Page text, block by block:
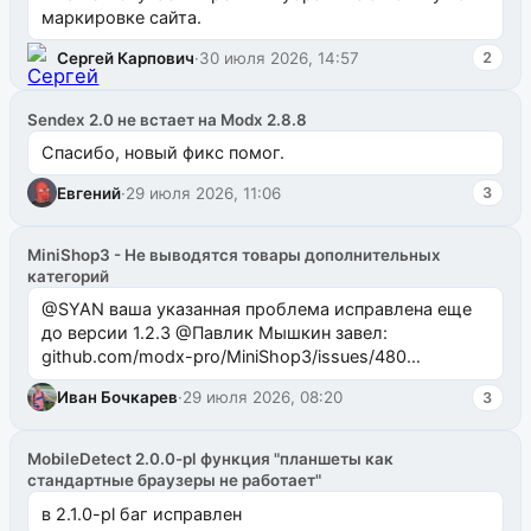
маркировке сайта.
Сергей Карпович·30 июля 2026, 14:57 2
Sendex 2.0 не встает на Modx 2.8.8
Спасибо, новый фикс помог.
Евгений·29 июля 2026, 11:06 3
MiniShop3 - Не выводятся товары дополнительных
категорий
@SYAN ваша указанная проблема исправлена еще
до версии 1.2.3 @Павлик Мышкин завел:
github.com/modx-pro/MiniShop3/issues/480
github.com/modx-pro/MiniShop3/issues/481Исправим
в б...
Иван Бочкарев·29 июля 2026, 08:20 3
MobileDetect 2.0.0-pl функция "планшеты как
стандартные браузеры не работает"
в 2.1.0-pl баг исправлен